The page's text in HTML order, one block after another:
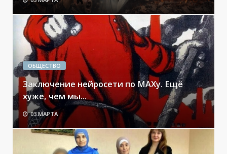
ОБЩЕСТВО
Заключение нейросети по МАХу. Ещё
хуже, чем мы...
03 МАРТА